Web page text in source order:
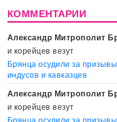
КОММЕНТАРИИ
Александр Митрополит
и корейцев везут
Брянца осудили за
индусов и кавказцев
Александр Митрополит
и корейцев везут